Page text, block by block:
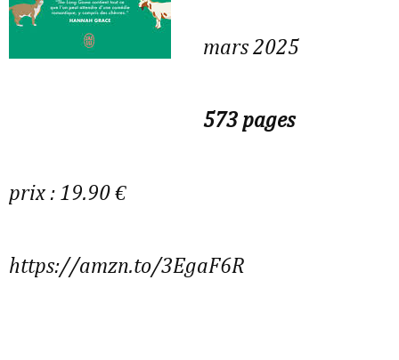
mars 2025
573 pages
prix : 19.90 €
https://amzn.to/3EgaF6R